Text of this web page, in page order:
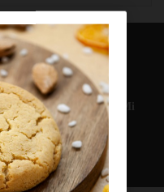
duda en el chat Mi